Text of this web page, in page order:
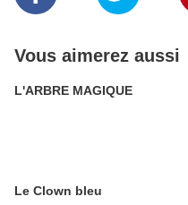
Vous aimerez aussi
L'ARBRE MAGIQUE
Le Clown bleu